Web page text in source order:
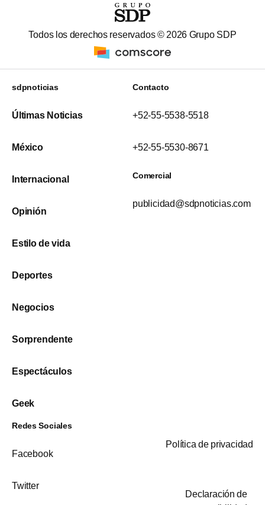
Todos los derechos reservados © 2026 Grupo SDP
sdpnoticias
Últimas Noticias
México
Internacional
Opinión
Estilo de vida
Deportes
Negocios
Sorprendente
Espectáculos
Geek
Contacto
+52-55-5538-5518
+52-55-5530-8671
Comercial
publicidad@sdpnoticias.com
Redes Sociales
Facebook
Twitter
Política de privacidad
Declaración de